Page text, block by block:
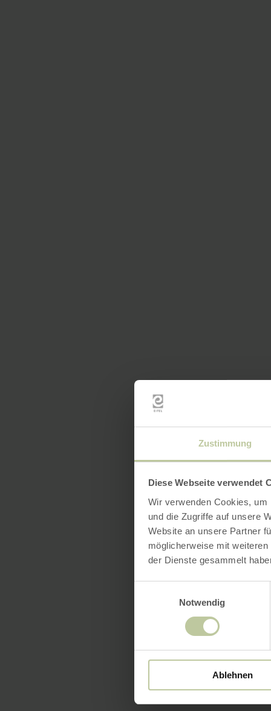
Zustimmung
Diese Webseite verwendet
Wir verwenden Cookies,
und die Zugriffe auf unsere
Website an unsere Partner
möglicherweise mit
der Dienste gesammelt
Notwendig
Ablehnen